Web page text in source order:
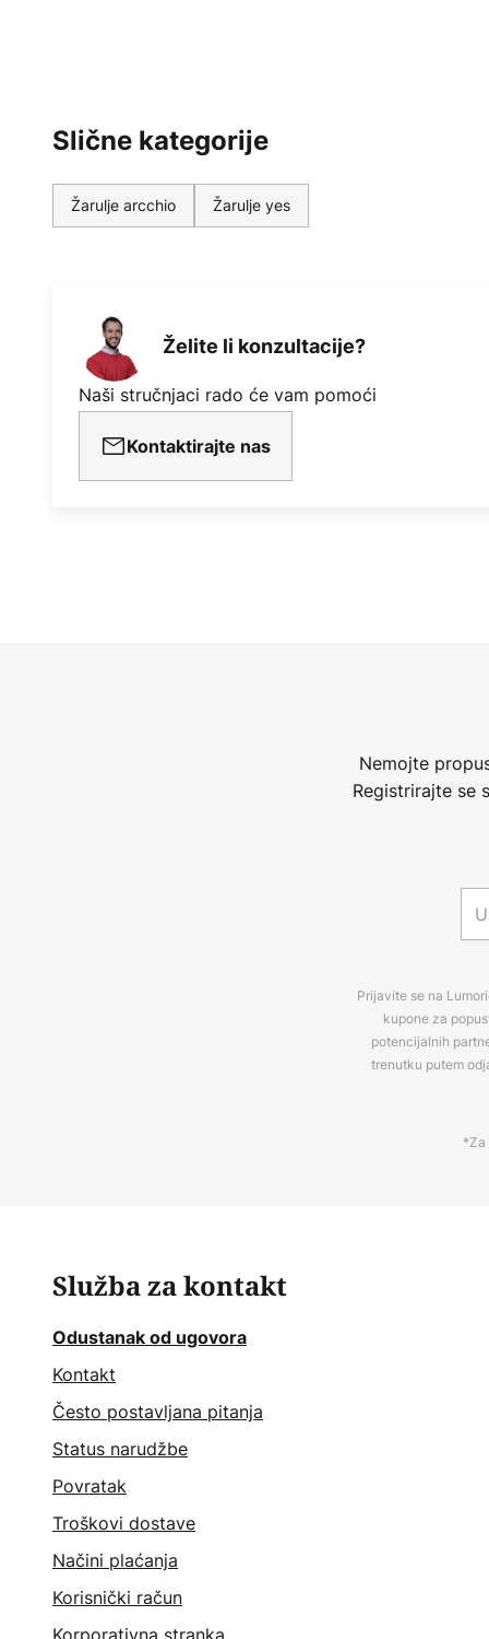
Slične kategorije
Žarulje arcchio Žarulje yes
Želite li konzultacije?
Naši stručnjaci rado će vam pomoći
Kontaktirajte nas
Nemojte
Registrirajte se
Prijavite se na
kupone za
potencijalnih
trenutku putem
*Za
Služba za kontakt
Odustanak od ugovora
Kontakt
Često postavljana pitanja
Status narudžbe
Povratak
Troškovi dostave
Načini plaćanja
Korisnički račun